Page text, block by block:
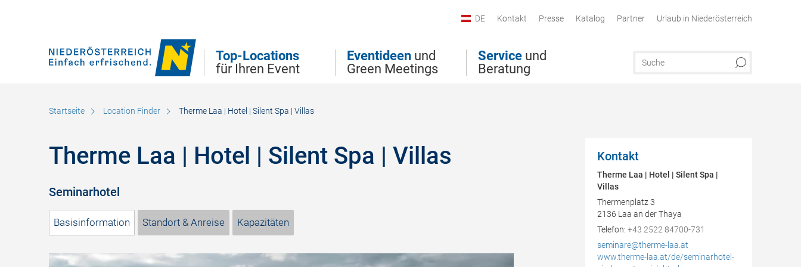
Top-Locations
für Ihren Event
Eventideen und
Green Meetings
Service und
Beratung
DE Kontakt Presse Katalog Partner Urlaub in Niederösterreich
Startseite Location Finder Therme Laa | Hotel | Silent Spa | Villas
Therme Laa | Hotel | Silent Spa | Villas
Seminarhotel
Basisinformation Standort & Anreise Kapazitäten
Kontakt
Therme Laa | Hotel | Silent Spa |
Villas
Thermenplatz 3
2136 Laa an der Thaya
AT
Telefon: +43 2522 84700-731
seminare@therme-laa.at
www.therme-laa.at/de/seminarhotel-